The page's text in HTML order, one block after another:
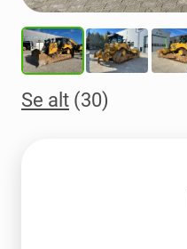
Se alt (30)